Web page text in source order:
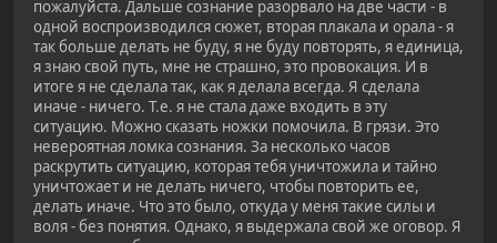
пожалуйста. Дальше сознание разорвало на две части - в
одной воспроизводился сюжет, вторая плакала и орала - я
так больше делать не буду, я не буду повторять, я единица,
я знаю свой путь, мне не страшно, это провокация. И в
итоге я не сделала так, как я делала всегда. Я сделала
иначе - ничего. Т.е. я не стала даже входить в эту
ситуацию. Можно сказать ножки помочила. В грязи. Это
невероятная ломка сознания. За несколько часов
раскрутить ситуацию, которая тебя уничтожила и тайно
уничтожает и не делать ничего, чтобы повторить ее,
делать иначе. Что это было, откуда у меня такие силы и
воля - без понятия. Однако, я выдержала свой же оговор. Я